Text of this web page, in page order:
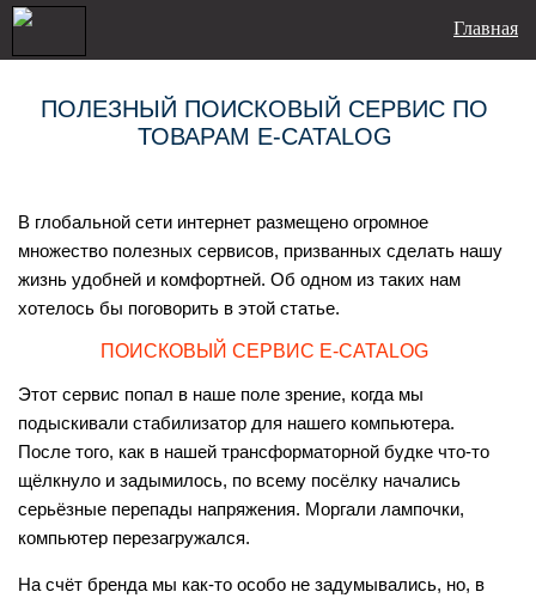
Главная
ПОЛЕЗНЫЙ ПОИСКОВЫЙ СЕРВИС ПО
ТОВАРАМ E-CATALOG
В глобальной сети интернет размещено огромное
множество полезных сервисов, призванных сделать нашу
жизнь удобней и комфортней. Об одном из таких нам
хотелось бы поговорить в этой статье.
ПОИСКОВЫЙ СЕРВИС E-CATALOG
Этот сервис попал в наше поле зрение, когда мы
подыскивали стабилизатор для нашего компьютера.
После того, как в нашей трансформаторной будке что-то
щёлкнуло и задымилось, по всему посёлку начались
серьёзные перепады напряжения. Моргали лампочки,
компьютер перезагружался.
На счёт бренда мы как-то особо не задумывались, но, в